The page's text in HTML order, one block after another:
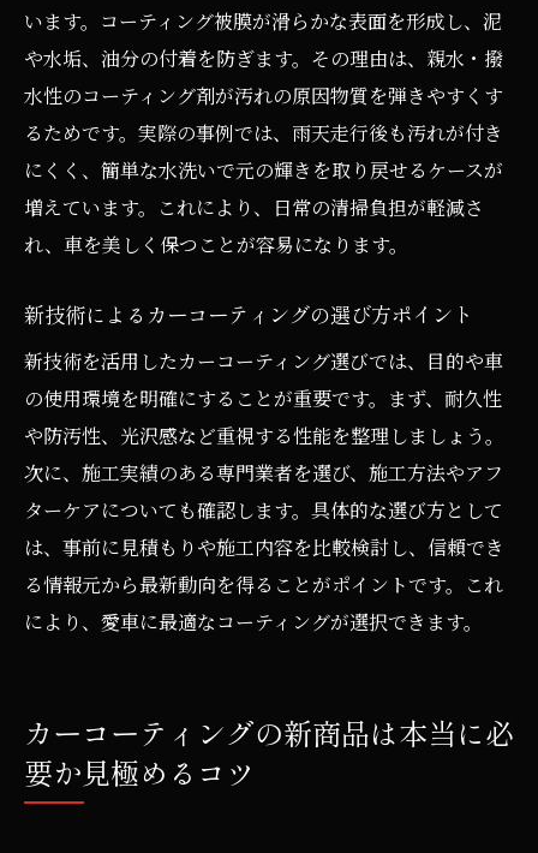
います。コーティング被膜が滑らかな表面を形成し、泥
や水垢、油分の付着を防ぎます。その理由は、親水・撥
水性のコーティング剤が汚れの原因物質を弾きやすくす
るためです。実際の事例では、雨天走行後も汚れが付き
にくく、簡単な水洗いで元の輝きを取り戻せるケースが
増えています。これにより、日常の清掃負担が軽減さ
れ、車を美しく保つことが容易になります。
新技術によるカーコーティングの選び方ポイント
新技術を活用したカーコーティング選びでは、目的や車
の使用環境を明確にすることが重要です。まず、耐久性
や防汚性、光沢感など重視する性能を整理しましょう。
次に、施工実績のある専門業者を選び、施工方法やアフ
ターケアについても確認します。具体的な選び方として
は、事前に見積もりや施工内容を比較検討し、信頼でき
る情報元から最新動向を得ることがポイントです。これ
により、愛車に最適なコーティングが選択できます。
カーコーティングの新商品は本当に必
要か見極めるコツ